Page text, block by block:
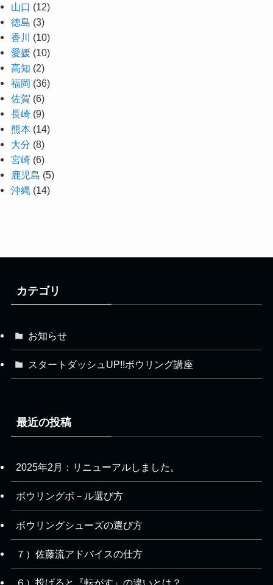
山口 (12)
徳島 (3)
香川
(10)
愛媛(10)
高知 (2)
福岡 (36)
佐賀 (6)
長崎(9)
熊本(14)
大分 (8)
宮崎(6)
鹿児島 (5)
沖縄 (14)
カテゴリ
お知らせ
スタートダッシュUP!!ボウリング講座
最近の投稿
2025年2月：リニューアルしました。
ボウリングボ－ル選び方
ボウリングシューズの選び方
７）佐藤流アドバイスの仕方
６）投げると『転がす』の違いとは？